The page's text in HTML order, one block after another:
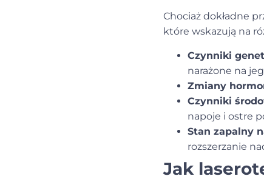
Chociaż dokładne
które wskazują na
Czynniki
narażone na
Zmiany
Czynniki
napoje i ostre
Stan zapalny
rozszerzanie
Jak